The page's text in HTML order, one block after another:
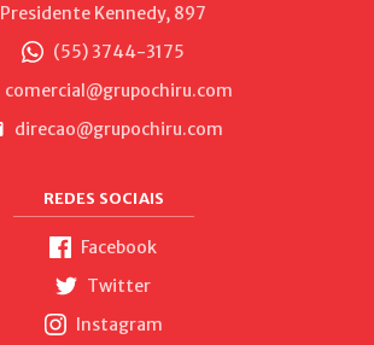
Presidente Kennedy, 897
(55) 3744-3175
comercial@grupochiru.com
direcao@grupochiru.com
REDES SOCIAIS
Facebook
Twitter
Instagram